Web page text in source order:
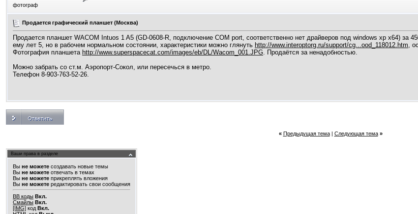
фотограф
Продается графический планшет (Москва)
Продается планшет WACOM Intuos 1 A5 (GD-0608-R, подключение COM port, соответственно нет драйверов под windows xp x64) за
ему лет 5, но в рабочем нормальном состоянии, характеристики можно глянуть http://www.interoptorg.ru/support/cg...ood_118012.htm,
Фотография планшета http://www.superspacecat.com/images/eb/DL/Wacom_001.JPG. Продаётся за ненадобностью.
Можно забрать со ст.м. Аэропорт-Сокол, или пересечься в метро.
Телефон 8-903-763-52-26.
« Предыдущая тема| Следующая тема »
Ваши права в разделе
Вы не можете создавать новые темы
Вы не можете отвечать в темах
Вы не можете прикреплять вложения
Вы не можете редактировать свои сообщения
BB коды Вкл.
Смайлы Вкл.
[IMG] код Вкл.